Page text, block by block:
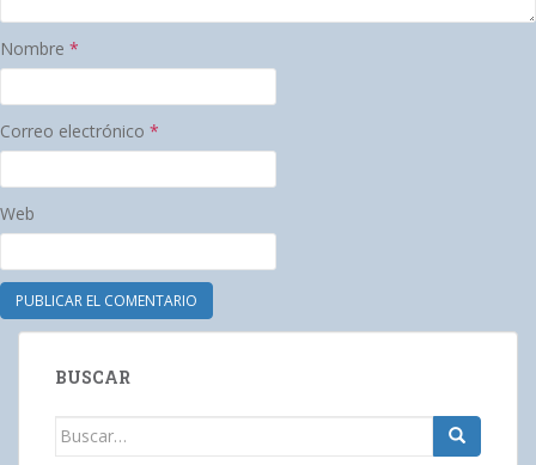
Nombre *
Correo electrónico *
Web
BUSCAR
Buscar: